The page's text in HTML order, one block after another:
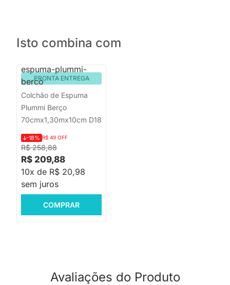
Isto combina com
PRONTA ENTREGA
Colchão de Espuma
Plummi Berço
70cmx1,30mx10cm D18
R$ 258,88
-18% R$ 49 OFF
R$ 209,88
10x de R$ 20,98
sem juros
COMPRAR
Avaliações do Produto